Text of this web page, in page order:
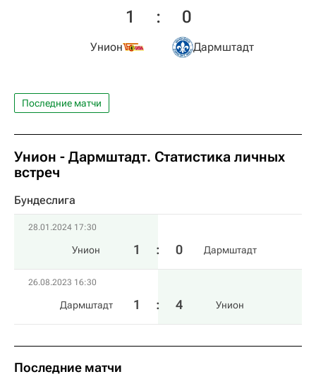
Унион
1 : 0
Дармштадт
Последние матчи
Унион - Дармштадт. Статистика личных
встреч
Бундеслига
28.01.2024 17:30
Унион 1 : 0 Дармштадт
26.08.2023 16:30
Дармштадт 1 : 4 Унион
Последние матчи